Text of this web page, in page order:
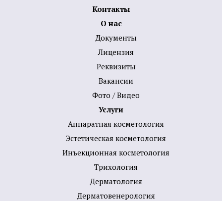
Контакты
О нас
Документы
Лицензия
Реквизиты
Вакансии
Фото / Видео
Услуги
Аппаратная косметология
Эстетическая косметология
Инъекционная косметология
Трихология
Дермато­логия
Дерматовенерология